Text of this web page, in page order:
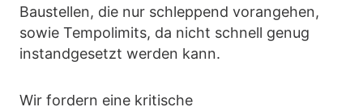
Baustellen, die nur schleppend vorangehen,
sowie Tempolimits, da nicht schnell genug
instandgesetzt werden kann.
Wir fordern eine kritische